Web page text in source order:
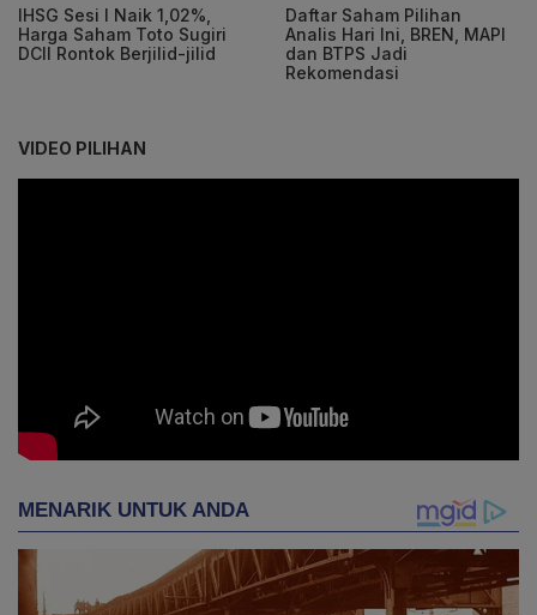
IHSG Sesi I Naik 1,02%,
Harga Saham Toto Sugiri
DCII Rontok Berjilid-jilid
Daftar Saham Pilihan
Analis Hari Ini, BREN, MAPI
dan BTPS Jadi
Rekomendasi
VIDEO PILIHAN